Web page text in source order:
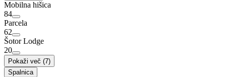
Mobilna hišica
84
Parcela
62
Šotor Lodge
20
Pokaži več (7)
Spalnica